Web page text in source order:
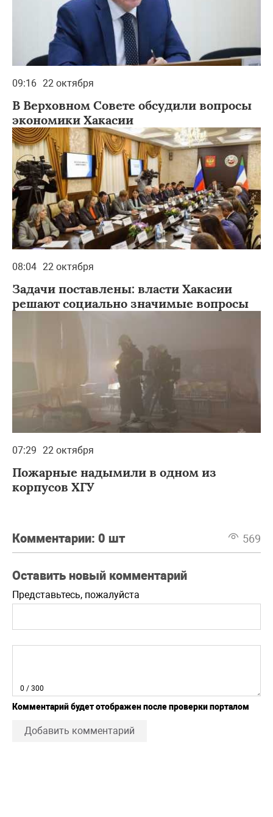
09:16 22 октября
В Верховном Совете обсудили вопросы
экономики Хакасии
08:04 22 октября
Задачи поставлены: власти Хакасии
решают социально значимые вопросы
07:29 22 октября
Пожарные надымили в одном из
корпусов ХГУ
Комментарии: 0 шт 569
Оставить новый комментарий
Представьтесь, пожалуйста
0 / 300
Комментарий будет отображен после проверки порталом
Добавить комментарий